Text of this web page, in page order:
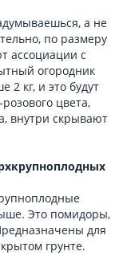
а не
по размеру
ассоциации с
огородник
кг, и это будут
цвета,
внутри скрывают
Это помидоры,
для
грунте.